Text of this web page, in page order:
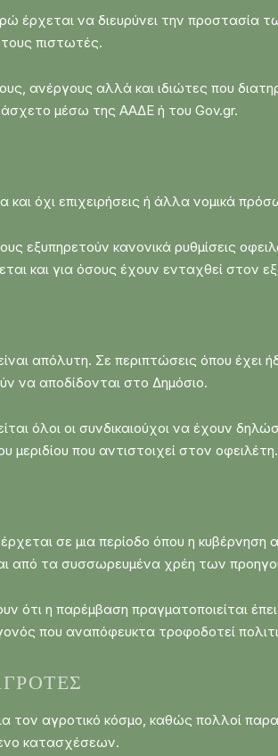
έρχεται να διευρύνει την
πιστωτές.
ανέργους αλλά και ιδιώτες που
μέσω της ΑΑΔΕ ή του Gov.gr.
όχι επιχειρήσεις ή άλλα νομικά
εξυπηρετούν κανονικά ρυθμίσεις
και για όσους έχουν ενταχθεί στον
απόλυτη. Σε περιπτώσεις όπου έχει
να αποδίδονται στο Δημόσιο.
όλοι οι συνδικαιούχοι να έχουν
που αντιστοιχεί στον οφειλέτη.
σε μια περίοδο όπου η κυβέρνηση
από τα συσσωρευμένα χρέη των
ότι η παρέμβαση πραγματοποιείται
που αναπόφευκτα τροφοδοτεί
τον αγροτικό κόσμο, καθώς πολλοί
κατασχέσεων.